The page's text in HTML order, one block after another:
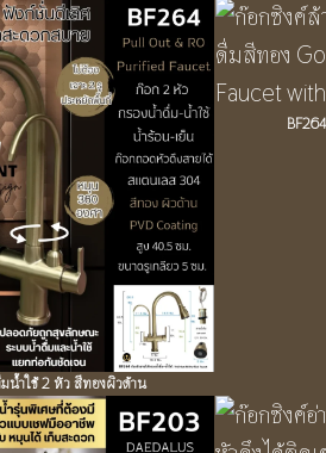
น้ำใช้ 2 หัว สีทองผิวด้าน